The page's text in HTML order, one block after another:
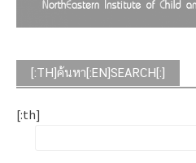
[:TH]ค้นหา[:EN]SEARCH[:]
[:th]